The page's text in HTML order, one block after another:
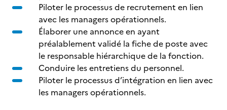
Piloter le processus de recrutement en lien
avec les managers opérationnels.
Élaborer une annonce en ayant
préalablement validé la fiche de poste avec
le responsable hiérarchique de la fonction.
Conduire les entretiens du personnel.
Piloter le processus d’intégration en lien avec
les managers opérationnels.